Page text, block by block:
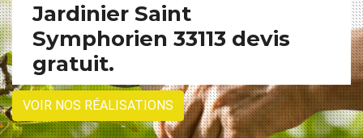
Jardinier Saint
Symphorien 33113 devis
gratuit.
VOIR NOS RÉALISATIONS